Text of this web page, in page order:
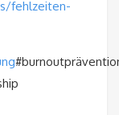
fehlzeiten-